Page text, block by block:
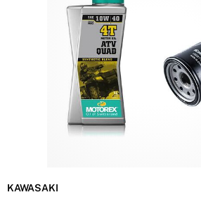
KAWASAKI